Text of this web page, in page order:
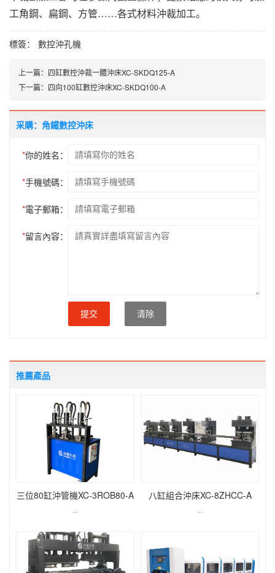
工角鋼、扁鋼、方管……各式材料沖裁加工。
標簽： 數控沖孔機
上一篇： 四缸數控沖裁一體沖床XC-SKDQ125-A
下一篇： 四向100缸數控沖床XC-SKDQ100-A
采購：角鐵數控沖床
*你的姓名：
*手機號碼：
*電子郵箱：
*留言內容：
提交 清除
推薦產品
三位80缸沖管機XC-3ROB80-A
...
八缸組合沖床XC-8ZHCC-A
...